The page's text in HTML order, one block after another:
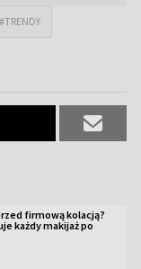
#TRENDY
firmową kolacją?
każdy makijaż po